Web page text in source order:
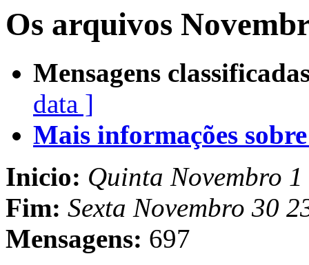
Os arquivos
Mensagens
data ]
Mais informações
Inicio: Quinta Novembro
Fim: Sexta Novembro 30
Mensagens: 697